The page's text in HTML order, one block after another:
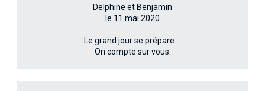
Delphine et Benjamin
le 11 mai 2020
Le grand jour se prépare …
On compte sur vous.